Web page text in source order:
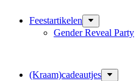
Feestartikelen
Gender Reveal Party
(Kraam)cadeautjes